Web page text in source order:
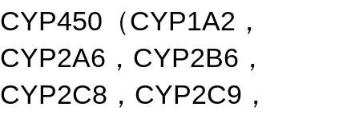
CYP450（CYP1A2，
CYP2A6，CYP2B6，
CYP2C8，CYP2C9，